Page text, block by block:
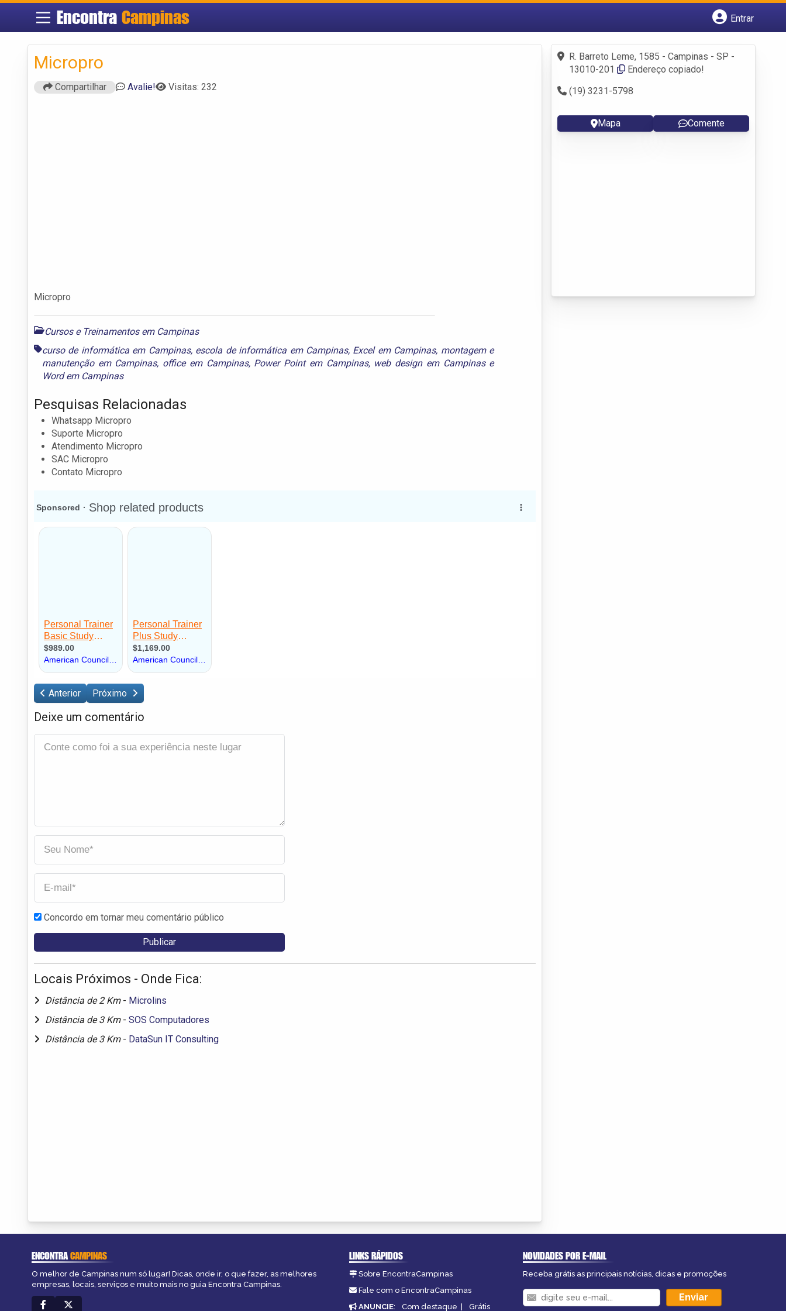
EncontraCampinas
Entrar
Fazer login
Criar conta
Micropro
Compartilhar Avalie! Visitas: 232
Micropro
Cursos e Treinamentos em Campinas
curso de informática em Campinas, escola de informática em Campinas, Excel em Campinas, montagem e
manutenção em Campinas, office em Campinas, Power Point em Campinas, web design em Campinase
Word em Campinas
Pesquisas Relacionadas
Whatsapp Micropro
Suporte Micropro
Atendimento Micropro
SAC Micropro
Contato Micropro
Anterior Próximo
Deixe um comentário
Concordo em tornar meu comentário público
Locais Próximos - Onde Fica:
Distância de 2 Km - Microlins
Distância de 3 Km - SOS Computadores
Distância de 3 Km - DataSun IT Consulting
R. Barreto Leme, 1585 - Campinas - SP -
13010-201
Endereço copiado!
(19) 3231-5798
Mapa Comente
ENCONTRACAMPINAS
O melhor de Campinas num só lugar! Dicas, onde ir, o que fazer, as melhores
empresas, locais, serviços e muito mais no guia Encontra Campinas.
LINKS RÁPIDOS
Sobre EncontraCampinas
Fale com o EncontraCampinas
ANUNCIE: Com destaque | Grátis
NOVIDADES POR E-MAIL
Receba grátis as principais notícias, dicas e promoções